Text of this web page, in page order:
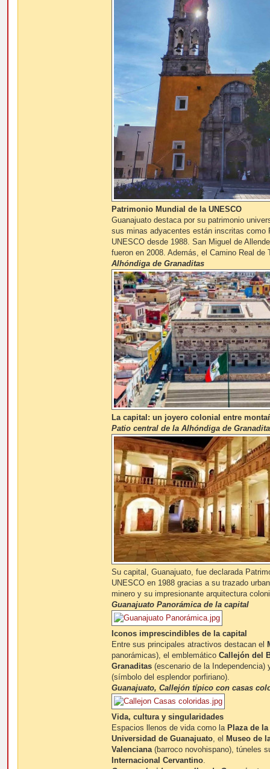
Patrimonio Mundial de la UNESCO
Guanajuato destaca por su patrimonio
sus minas adyacentes están inscritas como
UNESCO desde 1988. San Miguel de
fueron en 2008. Además, el Camino Real de
Alhóndiga de Granaditas
La capital: un joyero colonial entre
Patio central de la Alhóndiga de
Su capital, Guanajuato, fue declarada
UNESCO en 1988 gracias a su trazado
minero y su impresionante arquitectura
Guanajuato Panorámica de la capital
Iconos imprescindibles de la capital
Entre sus principales atractivos destacan el
panorámicas), el emblemático Callejón del
Granaditas(escenario de la Independencia)
(símbolo del esplendor porfiriano).
Guanajuato, Callejón típico con casas
Vida, cultura y singularidades
Espacios llenos de vida como la Plaza de la
Universidad de Guanajuato, el Museo de
Valenciana(barroco novohispano), túneles
Internacional Cervantino.